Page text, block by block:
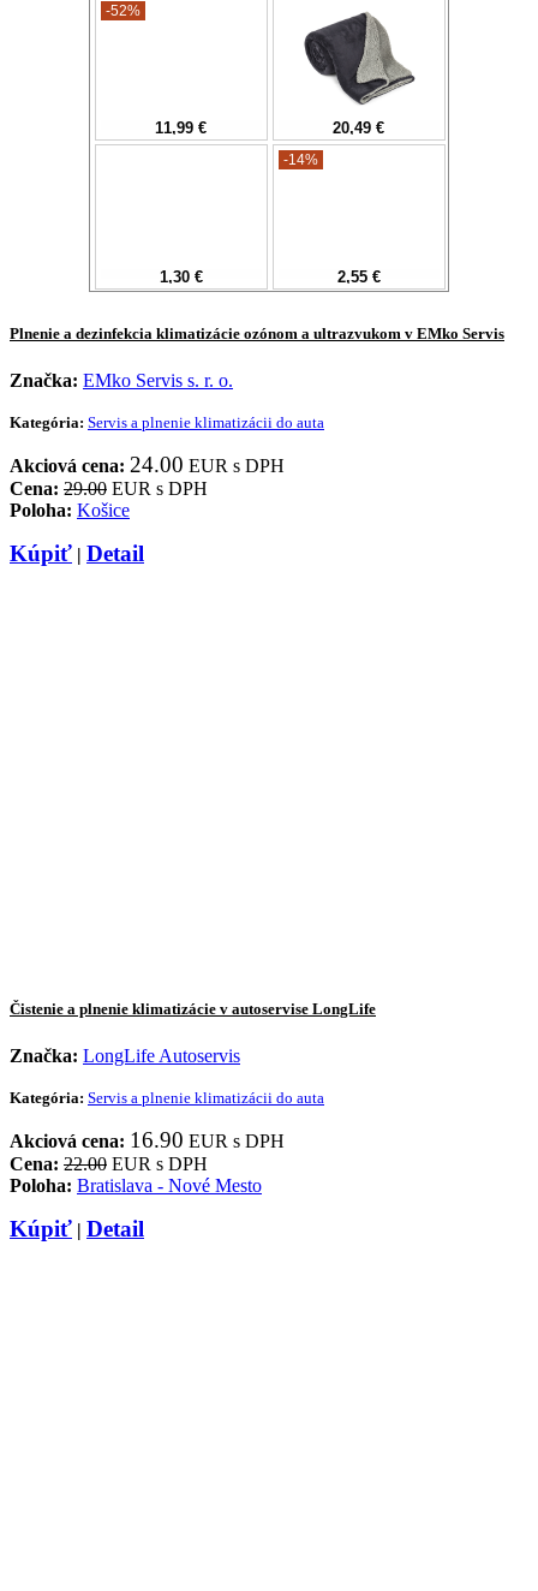
Plnenie a dezinfekcia klimatizácie ozónom a ultrazvukom v EMko Servis
Značka: EMko Servis s. r. o.
Kategória: Servis a plnenie klimatizácii do auta
Akciová cena: 24.00 EUR s DPH
Cena: 29.00 EUR s DPH
Poloha: Košice
Kúpiť | Detail
Čistenie a plnenie klimatizácie v autoservise LongLife
Značka: LongLife Autoservis
Kategória: Servis a plnenie klimatizácii do auta
Akciová cena: 16.90 EUR s DPH
Cena: 22.00 EUR s DPH
Poloha: Bratislava - Nové Mesto
Kúpiť | Detail